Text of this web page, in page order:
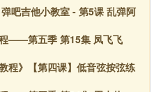
吧吉他小教室 - 第5课 乱弹阿
——第五季 第15集 凤飞飞
程》【第四课】低音弦按弦练